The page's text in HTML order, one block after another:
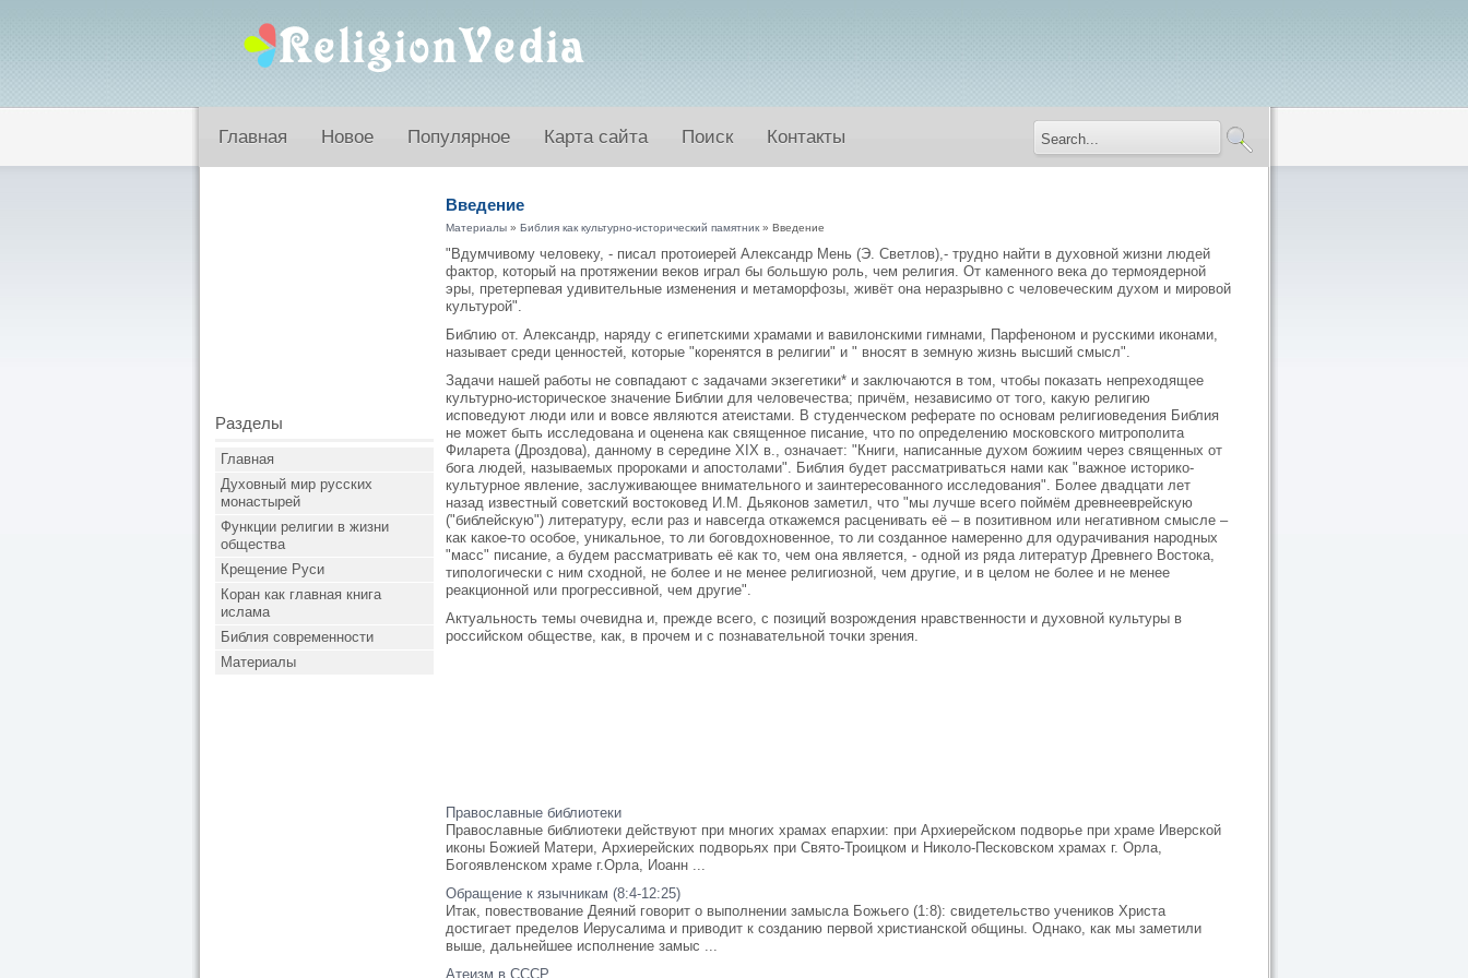
Главная Новое Популярное Карта сайта Поиск Контакты
Разделы
Главная
Духовный мир русских
монастырей
Функции религии в жизни
общества
Крещение Руси
Коран как главная книга
ислама
Библия современности
Материалы
Введение
Материалы » Библия как культурно-исторический памятник » Введение
"Вдумчивому человеку, - писал протоиерей Александр Мень (Э. Светлов),- трудно найти в духовной жизни людей
фактор, который на протяжении веков играл бы большую роль, чем религия. От каменного века до термоядерной
эры, претерпевая удивительные изменения и метаморфозы, живёт она неразрывно с человеческим духом и мировой
культурой".
Библию от. Александр, наряду с египетскими храмами и вавилонскими гимнами, Парфеноном и русскими иконами,
называет среди ценностей, которые "коренятся в религии" и " вносят в земную жизнь высший смысл".
Задачи нашей работы не совпадают с задачами экзегетики* и заключаются в том, чтобы показать непреходящее
культурно-историческое значение Библии для человечества; причём, независимо от того, какую религию
исповедуют люди или и вовсе являются атеистами. В студенческом реферате по основам религиоведения Библия
не может быть исследована и оценена как священное писание, что по определению московского митрополита
Филарета (Дроздова), данному в середине XIX в., означает: "Книги, написанные духом божиим через священных от
бога людей, называемых пророками и апостолами". Библия будет рассматриваться нами как "важное историко-
культурное явление, заслуживающее внимательного и заинтересованного исследования". Более двадцати лет
назад известный советский востоковед И.М. Дьяконов заметил, что "мы лучше всего поймём древнееврейскую
("библейскую") литературу, если раз и навсегда откажемся расценивать её – в позитивном или негативном смысле –
как какое-то особое, уникальное, то ли боговдохновенное, то ли созданное намеренно для одурачивания народных
"масс" писание, а будем рассматривать её как то, чем она является, - одной из ряда литератур Древнего Востока,
типологически с ним сходной, не более и не менее религиозной, чем другие, и в целом не более и не менее
реакционной или прогрессивной, чем другие".
Актуальность темы очевидна и, прежде всего, с позиций возрождения нравственности и духовной культуры в
российском обществе, как, в прочем и с познавательной точки зрения.
Православные библиотеки
Православные библиотеки действуют при многих храмах епархии: при Архиерейском подворье при храме Иверской
иконы Божией Матери, Архиерейских подворьях при Свято-Троицком и Николо-Песковском храмах г. Орла,
Богоявленском храме г.Орла, Иоанн ...
Обращение к язычникам (8:4-12:25)
Итак, повествование Деяний говорит о выполнении замысла Божьего (1:8): свидетельство учеников Христа
достигает пределов Иерусалима и приводит к созданию первой христианской общины. Однако, как мы заметили
выше, дальнейшее исполнение замыс ...
Атеизм в СССР.